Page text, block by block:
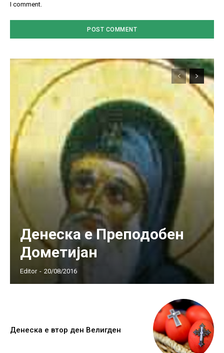
I comment.
Денеска е Преподобен
Дометијан
Editor - 20/08/2016
Денеска е втор ден Велигден